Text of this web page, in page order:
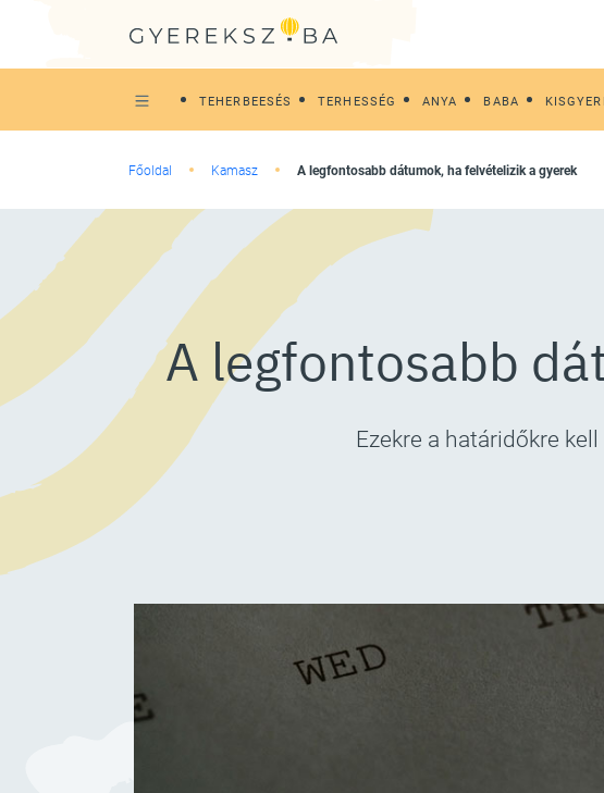
TEHERBEESÉS TERHESSÉG ANYA BABA
Főoldal Kamasz A legfontosabb dátumok, ha felvételizik a gyerek
A legfontosabb
Ezekre a határidőkre